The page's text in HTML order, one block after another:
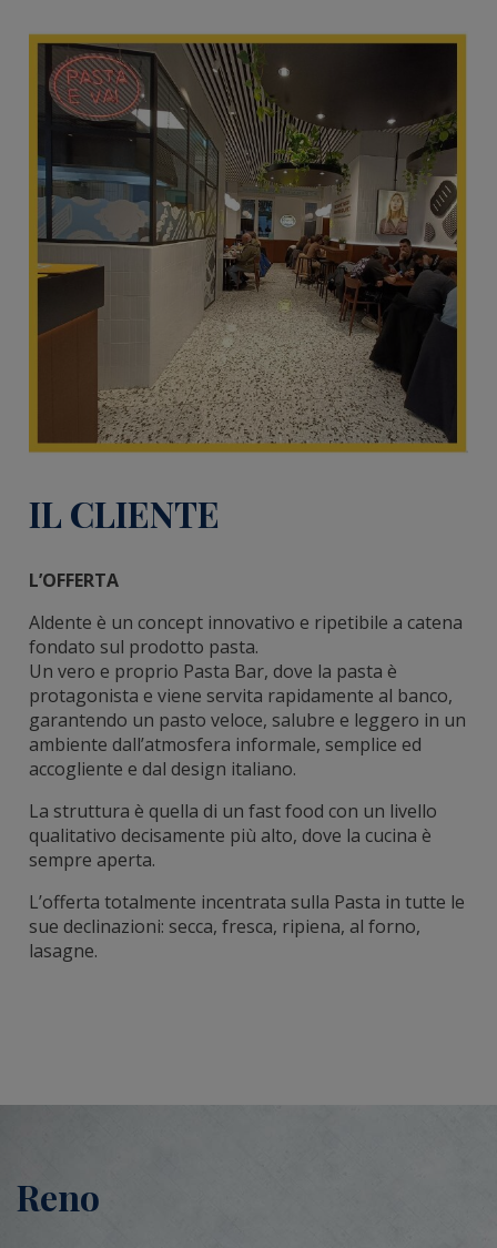
IL CLIENTE
L’OFFERTA
Aldente è un concept innovativo e ripetibile a catena
fondato sul prodotto pasta.
Un vero e proprio Pasta Bar, dove la pasta è
protagonista e viene servita rapidamente al banco,
garantendo un pasto veloce, salubre e leggero in un
ambiente dall’atmosfera informale, semplice ed
accogliente e dal design italiano.
La struttura è quella di un fast food con un livello
qualitativo decisamente più alto, dove la cucina è
sempre aperta.
L’offerta totalmente incentrata sulla Pasta in tutte le
sue declinazioni: secca, fresca, ripiena, al forno,
lasagne.
Reno